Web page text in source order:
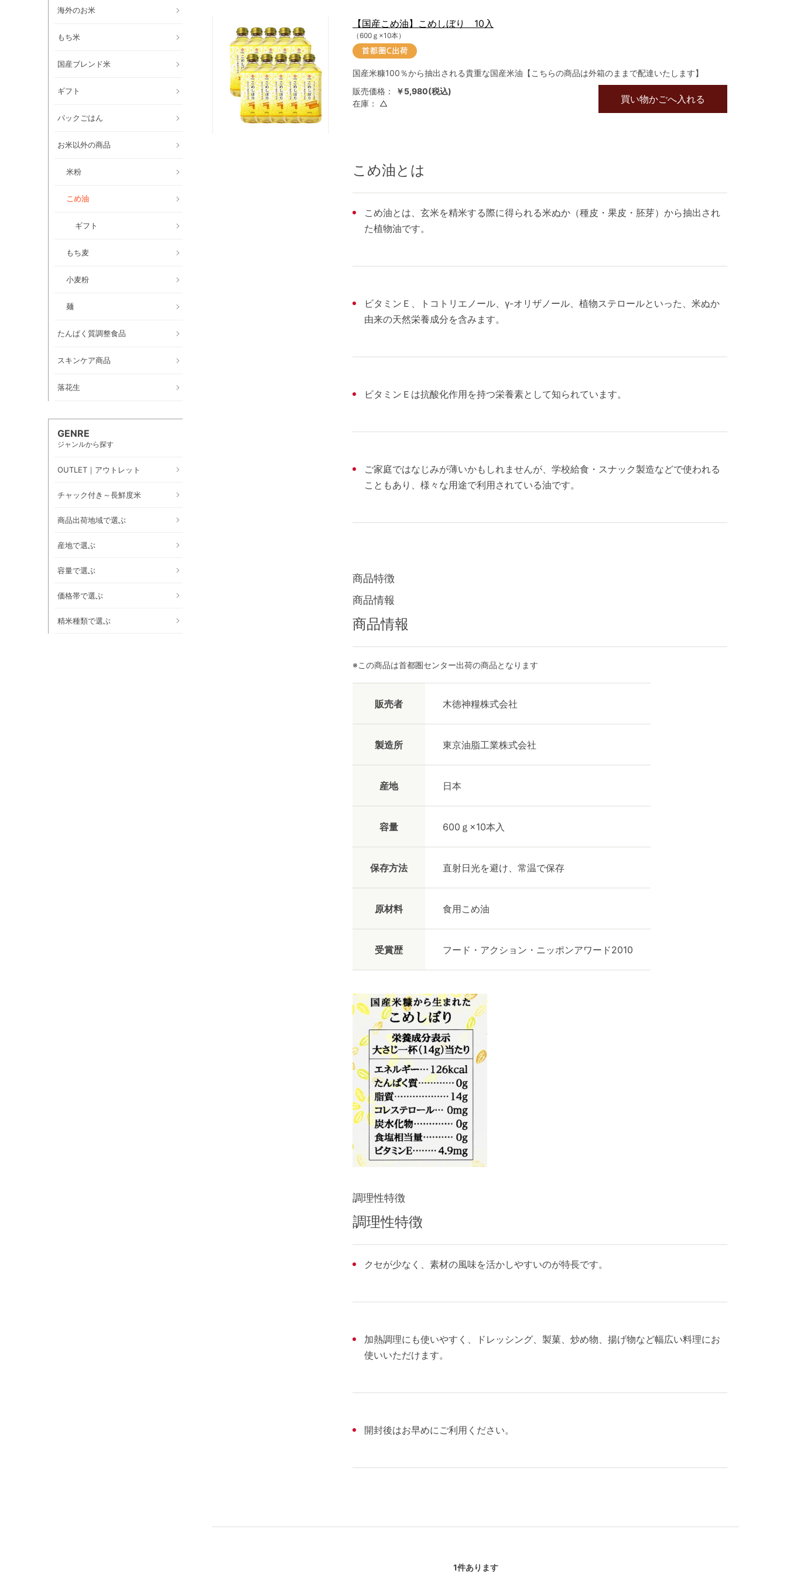
海外のお米
もち米
国産ブレンド米
ギフト
パックごはん
お米以外の商品
米粉
こめ油
ギフト
もち麦
小麦粉
麺
たんぱく質調整食品
スキンケア商品
落花生
GENRE
ジャンルから探す
OUTLET｜アウトレット
チャック付き～長鮮度米
商品出荷地域で選ぶ
産地で選ぶ
容量で選ぶ
価格帯で選ぶ
精米種類で選ぶ
【国産こめ油】こめしぼり 10入
（600ｇ×10本）
国産米糠100％から抽出される貴重な国産米油【こちらの商品は外箱のままで配達いたします】
販売価格：
￥5,980(税込)
在庫：
△ 買い物かごへ入れる
こめ油とは
こめ油とは、玄米を精米する際に得られる米ぬか（種皮・果皮・胚芽）から抽出され
た植物油です。
ビタミンＥ、トコトリエノール、γ-オリザノール、植物ステロールといった、米ぬか
由来の天然栄養成分を含みます。
ビタミンＥは抗酸化作用を持つ栄養素として知られています。
ご家庭ではなじみが薄いかもしれませんが、学校給食・スナック製造などで使われる
こともあり、様々な用途で利用されている油です。
商品特徴
商品情報
商品情報
※この商品は首都圏センター出荷の商品となります
販売者 木徳神糧株式会社
製造所 東京油脂工業株式会社
産地 日本
容量 600ｇ×10本入
保存方法 直射日光を避け、常温で保存
原材料 食用こめ油
受賞歴 フード・アクション・ニッポンアワード2010
調理性特徴
調理性特徴
クセが少なく、素材の風味を活かしやすいのが特長です。
加熱調理にも使いやすく、ドレッシング、製菓、炒め物、揚げ物など幅広い料理にお
使いいただけます。
開封後はお早めにご利用ください。
1件あります